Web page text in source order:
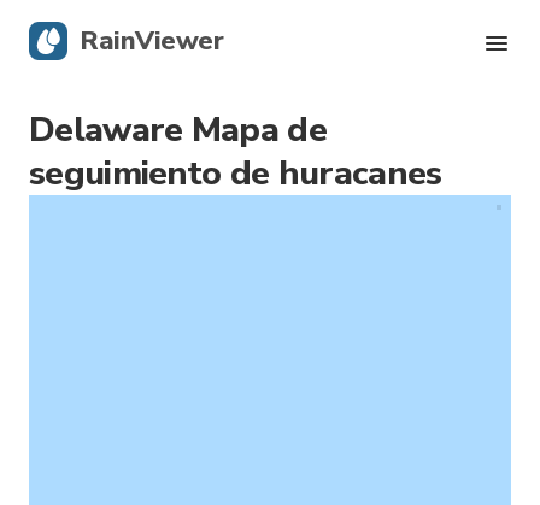
Delaware Mapa de
seguimiento de huracanes
RainViewer
Radar en vivo
Rastreador de huracanes